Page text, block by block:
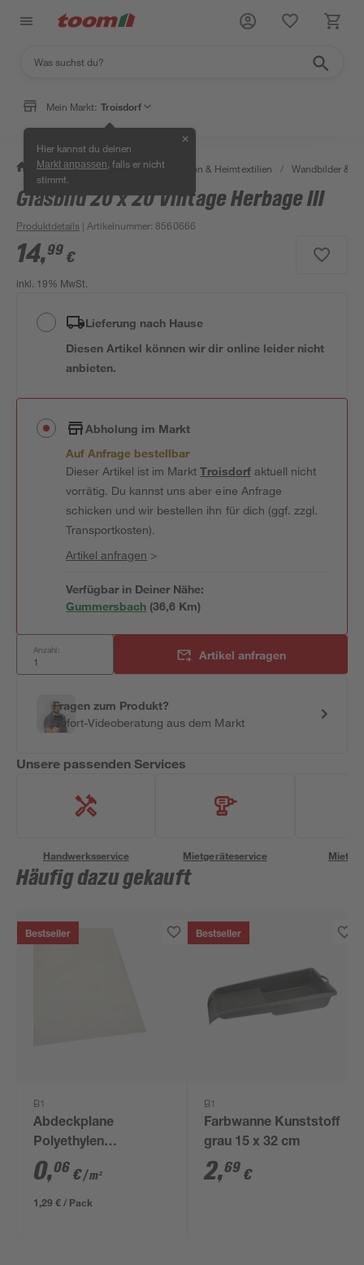
Mein Markt: Troisdorf
Hier kannst du deinen
Markt anpassen , falls er nicht
stimmt.
✕
/ Wohnen & Haushalt / Dekoration & Heimtextilien / Wandbilder &
Glasbild 20 x 20 Vintage Herbage III
Produktdetails | Artikelnummer: 8560666
14,99 €
inkl. 19% MwSt.
Lieferung nach Hause
Diesen Artikel können wir dir online leider nicht
anbieten.
Abholung im Markt
Auf Anfrage bestellbar
Dieser Artikel ist im MarktTroisdorfaktuell nicht
vorrätig. Du kannst uns aber eine Anfrage
schicken und wir bestellen ihn für dich (ggf. zzgl.
Transportkosten).
Artikel anfragen >
Verfügbar in Deiner Nähe:
Gummersbach (36,6 Km)
Anzahl: Artikel anfragen
Fragen zum Produkt?
Sofort-Videoberatung aus dem Markt
Unsere passenden Services
Handwerksservice Mietgeräteservice
Häufig dazu gekauft
Bestseller
B1
Abdeckplane
Polyethylen
transparent 4 x 5 m
0,06 €/ m²
1,29 € / Pack
Bestseller
B1
Farbwanne Kunststoff
grau 15 x 32 cm
2,69 €